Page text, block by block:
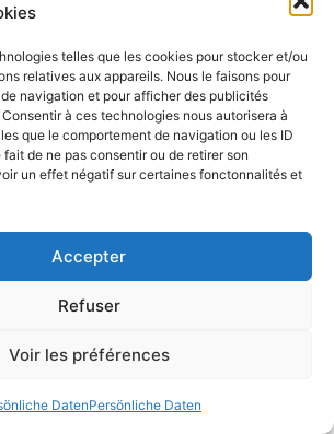
telles que les cookies pour stocker et/ou
relatives aux appareils. Nous le faisons pour
de navigation et pour afficher des publicités
à ces technologies nous autorisera à
que le comportement de navigation ou les ID
de ne pas consentir ou de retirer son
un effet négatif sur certaines fonctonnalités et
Accepter
Refuser
Voir les préférences
DatenPersönliche Daten
GPS, NMEA…
wenn wir eine
würden?
immer eine Schule der
Pause, in der Wind, Wellen und
Rhythmus diktieren. Im Zeitalter
immer mehr Raumschiff-
Tablets und